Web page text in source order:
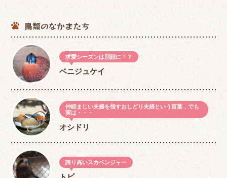
鳥類のなかまたち
求愛シーズンは別顔に！？
ベニジュケイ
仲睦まじい夫婦を指すおしどり夫婦という言葉，でも
実は・・・
オシドリ
誇り高いスカベンジャー